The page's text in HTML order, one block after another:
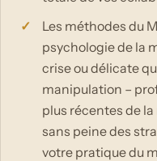
Les méthodes du
psychologie de la
crise ou délicate
manipulation –
plus récentes de
sans peine des
votre pratique du